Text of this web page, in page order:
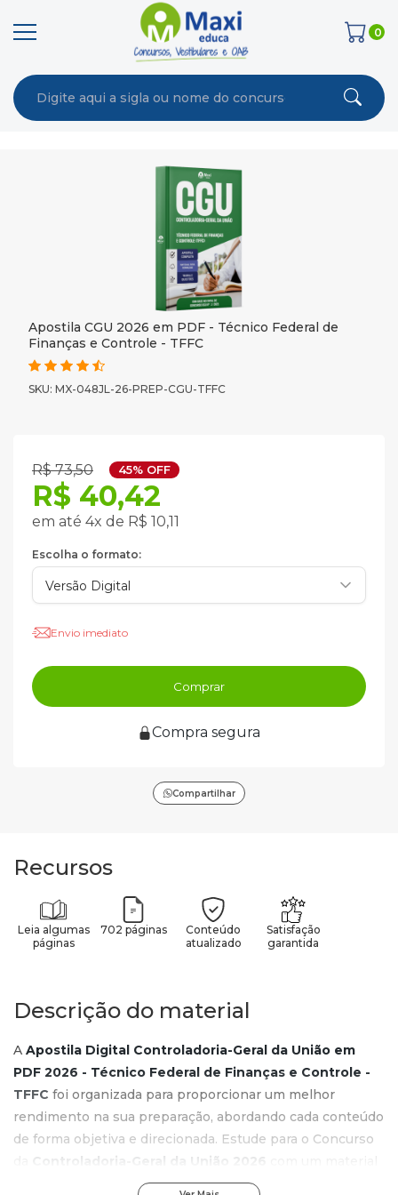
0
Apostila CGU 2026 em PDF - Técnico Federal de
Finanças e Controle - TFFC
SKU: MX-048JL-26-PREP-CGU-TFFC
R$ 73,50 45% OFF
R$ 40,42
em até 4x de R$ 10,11
Escolha o formato:
Envio imediato
Comprar
Compra segura
Compartilhar
Recursos
Leia algumas
páginas
702 páginas
Conteúdo
atualizado
Satisfação
garantida
Descrição do material
A Apostila Digital Controladoria-Geral da União em
PDF 2026 - Técnico Federal de Finanças e Controle -
TFFC foi organizada para proporcionar um melhor
rendimento na sua preparação, abordando cada conteúdo
de forma objetiva e direcionada. Estude para o Concurso
Controladoria-Geral da União 2026
de acordo com o Edital oficial para o cargo de